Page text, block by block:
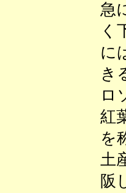
急
く
に
き
ロ
紅
を
土
阪